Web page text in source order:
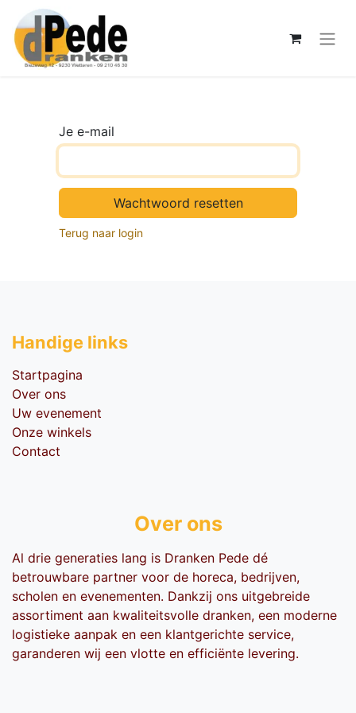
Je e-mail
Wachtwoord resetten
Terug naar login
Handige li​nks
Startpagina
Over ons
Uw evenement
Onze winkels
Contact
Over ons
Al drie generaties lang is Dranken Pede dé
betrouwbare partner voor de horeca, bedrijven,
scholen en evenementen. Dankzij ons uitgebreide
assortiment aan kwaliteitsvolle dranken, een moderne
logistieke aanpak en een klantgerichte service,
garanderen wij een vlotte en efficiënte levering.